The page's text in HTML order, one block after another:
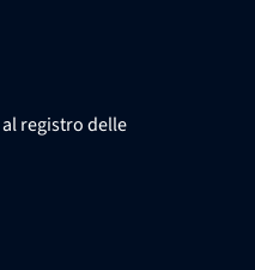
al registro delle